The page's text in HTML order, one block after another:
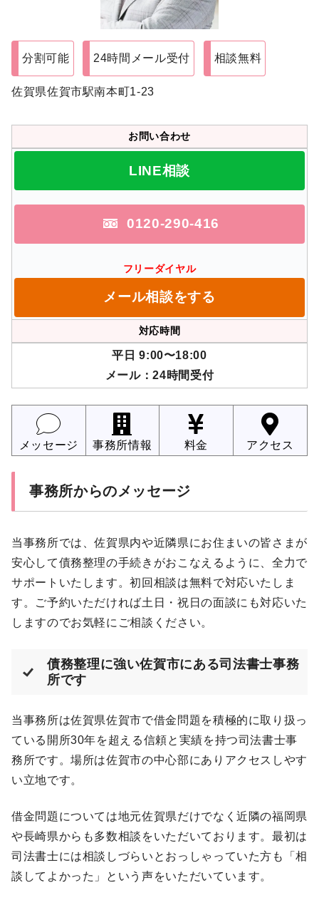
分割可能 24時間メール受付 相談無料
佐賀県佐賀市駅南本町1-23
お問い合わせ
LINE相談
0120-290-416
フリーダイヤル
メール相談をする
対応時間
平日 9:00〜18:00
メール：24時間受付
メッセージ 事務所情報 料金 アクセス
事務所からのメッセージ
当事務所では、佐賀県内や近隣県にお住まいの皆さまが
安心して債務整理の手続きがおこなえるように、全力で
サポートいたします。初回相談は無料で対応いたしま
す。ご予約いただければ土日・祝日の面談にも対応いた
しますのでお気軽にご相談ください。
債務整理に強い佐賀市にある司法書士事務
所です
当事務所は佐賀県佐賀市で借金問題を積極的に取り扱っ
ている開所30年を超える信頼と実績を持つ司法書士事
務所です。場所は佐賀市の中心部にありアクセスしやす
い立地です。
借金問題については地元佐賀県だけでなく近隣の福岡県
や長崎県からも多数相談をいただいております。最初は
司法書士には相談しづらいとおっしゃっていた方も「相
談してよかった」という声をいただいています。